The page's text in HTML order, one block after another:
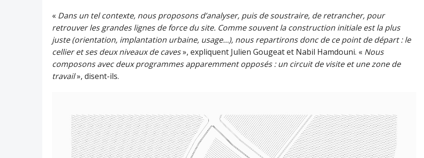
« Dans un tel contexte, nous proposons d’analyser, puis de soustraire, de retrancher, pour
retrouver les grandes lignes de force du site. Comme souvent la construction initiale est la plus
juste (orientation, implantation urbaine, usage…), nous repartirons donc de ce point de départ : le
cellier et ses deux niveaux de caves», expliquent Julien Gougeat et Nabil Hamdouni. « Nous
composons avec deux programmes apparemment opposés : un circuit de visite et une zone de
travail», disent-ils.